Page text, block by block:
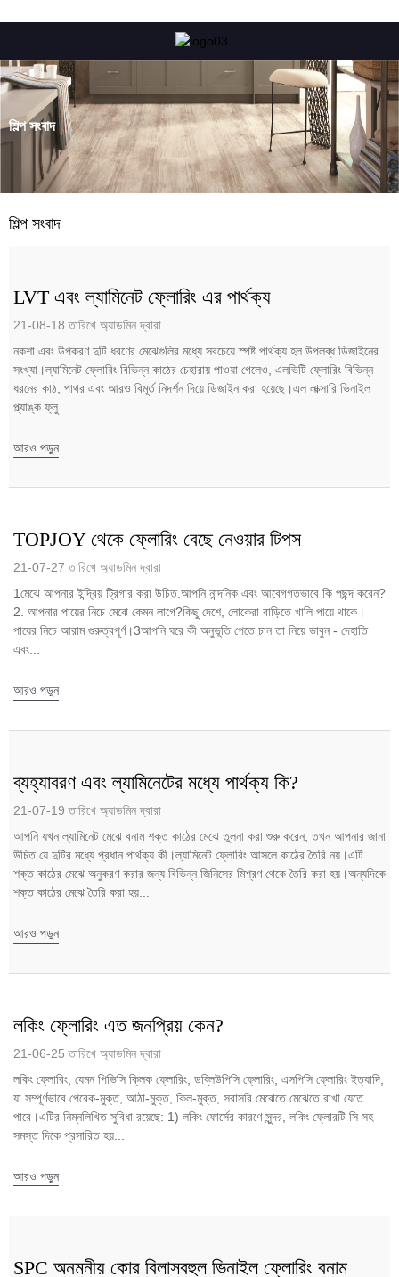
শিল্প সংবাদ
শিল্প সংবাদ
LVT এবং ল্যামিনেট ফ্লোরিং এর পার্থক্য
21-08-18 তারিখে অ্যাডমিন দ্বারা
নকশা এবং উপকরণ দুটি ধরণের মেঝেগুলির মধ্যে সবচেয়ে স্পষ্ট পার্থক্য হল উপলব্ধ ডিজাইনের
সংখ্যা।ল্যামিনেট ফ্লোরিং বিভিন্ন কাঠের চেহারায় পাওয়া গেলেও, এলভিটি ফ্লোরিং বিভিন্ন
ধরনের কাঠ, পাথর এবং আরও বিমূর্ত নিদর্শন দিয়ে ডিজাইন করা হয়েছে।এল লাক্সারি ভিনাইল
প্ল্যাঙ্ক ফ্লু...
আরও পড়ুন
TOPJOY থেকে ফ্লোরিং বেছে নেওয়ার টিপস
21-07-27 তারিখে অ্যাডমিন দ্বারা
1️মেঝে আপনার ইন্দ্রিয় ট্রিগার করা উচিত.আপনি নান্দনিক এবং আবেগগতভাবে কি পছন্দ করেন?
2. আপনার পায়ের নিচে মেঝে কেমন লাগে?কিছু দেশে, লোকেরা বাড়িতে খালি পায়ে থাকে।
পায়ের নিচে আরাম গুরুত্বপূর্ণ।3️আপনি ঘরে কী অনুভূতি পেতে চান তা নিয়ে ভাবুন - দেহাতি
এবং...
আরও পড়ুন
ব্যহ্যাবরণ এবং ল্যামিনেটের মধ্যে পার্থক্য কি?
21-07-19 তারিখে অ্যাডমিন দ্বারা
আপনি যখন ল্যামিনেট মেঝে বনাম শক্ত কাঠের মেঝে তুলনা করা শুরু করেন, তখন আপনার জানা
উচিত যে দুটির মধ্যে প্রধান পার্থক্য কী।ল্যামিনেট ফ্লোরিং আসলে কাঠের তৈরি নয়।এটি
শক্ত কাঠের মেঝে অনুকরণ করার জন্য বিভিন্ন জিনিসের মিশ্রণ থেকে তৈরি করা হয়।অন্যদিকে
শক্ত কাঠের মেঝে তৈরি করা হয়...
আরও পড়ুন
লকিং ফ্লোরিং এত জনপ্রিয় কেন?
21-06-25 তারিখে অ্যাডমিন দ্বারা
লকিং ফ্লোরিং, যেমন পিভিসি ক্লিক ফ্লোরিং, ডব্লিউপিসি ফ্লোরিং, এসপিসি ফ্লোরিং ইত্যাদি,
যা সম্পূর্ণভাবে পেরেক-মুক্ত, আঠা-মুক্ত, কিল-মুক্ত, সরাসরি মেঝেতে মেঝেতে রাখা যেতে
পারে।এটির নিম্নলিখিত সুবিধা রয়েছে: 1) লকিং ফোর্সের কারণে সুন্দর, লকিং ফ্লোরটি সি সহ
সমস্ত দিকে প্রসারিত হয়...
আরও পড়ুন
SPC অনমনীয় কোর বিলাসবহুল ভিনাইল ফ্লোরিং বনাম